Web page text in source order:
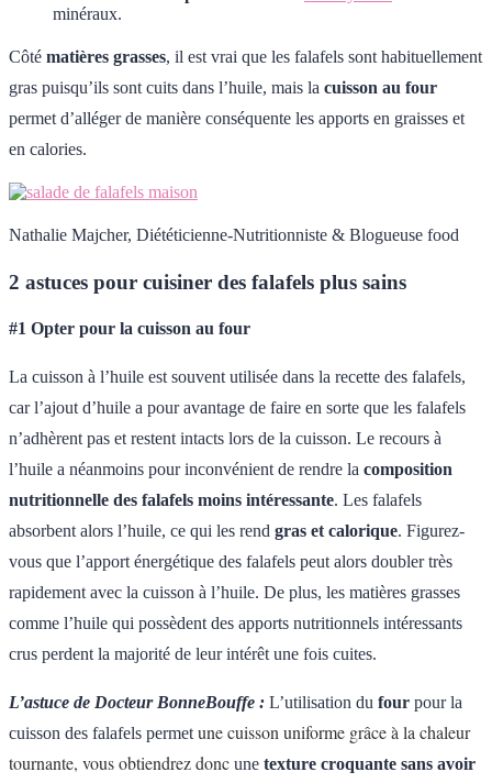
minéraux.
Côté matières grasses, il est vrai que les falafels sont habituellement
gras puisqu’ils sont cuits dans l’huile, mais la cuisson au four
permet d’alléger de manière conséquente les apports en graisses et
en calories.
Nathalie Majcher, Diététicienne-Nutritionniste & Blogueuse food
2 astuces pour cuisiner des falafels plus sains
#1 Opter pour la cuisson au four
La cuisson à l’huile est souvent utilisée dans la recette des falafels,
car l’ajout d’huile a pour avantage de faire en sorte que les falafels
n’adhèrent pas et restent intacts lors de la cuisson. Le recours à
l’huile a néanmoins pour inconvénient de rendre la composition
nutritionnelle des falafels moins intéressante. Les falafels
absorbent alors l’huile, ce qui les rend gras et calorique. Figurez-
vous que l’apport énergétique des falafels peut alors doubler très
rapidement avec la cuisson à l’huile. De plus, les matières grasses
comme l’huile qui possèdent des apports nutritionnels intéressants
crus perdent la majorité de leur intérêt une fois cuites.
L’astuce de Docteur BonneBouffe : L’utilisation du four pour la
cuisson des falafels permet une cuisson uniforme grâce à la chaleur
tournante, vous obtiendrez donc une texture croquante sans avoir